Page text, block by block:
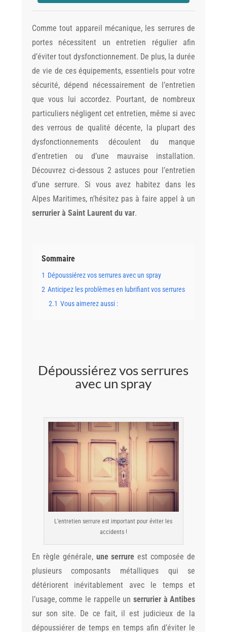
Comme tout appareil mécanique, les serrures de
portes nécessitent un entretien régulier afin
d’éviter tout dysfonctionnement. De plus, la durée
de vie de ces équipements, essentiels pour votre
sécurité, dépend nécessairement de l’entretien
que vous lui accordez. Pourtant, de nombreux
particuliers négligent cet entretien, même si avec
des verrous de qualité décente, la plupart des
dysfonctionnements découlent du manque
d’entretien ou d’une mauvaise installation.
Découvrez ci-dessous 2 astuces pour l’entretien
d’une serrure. Si vous avez habitez dans les
Alpes Maritimes, n’hésitez pas à faire appel à un
serrurier à Saint Laurent du var.
Sommaire
1 Dépoussiérez vos serrures avec un spray
2 Anticipez les problèmes en lubrifiant vos serrures
2.1 Vous aimerez aussi :
Dépoussiérez vos serrures
avec un spray
L’entretien serrure est important pour éviter les
accidents !
En règle générale, une serrure est composée de
plusieurs composants métalliques qui se
détériorent inévitablement avec le temps et
l’usage, comme le rappelle unserrurier à Antibes
sur son site. De ce fait, il est judicieux de la
dépoussiérer de temps en temps afin d’éviter le